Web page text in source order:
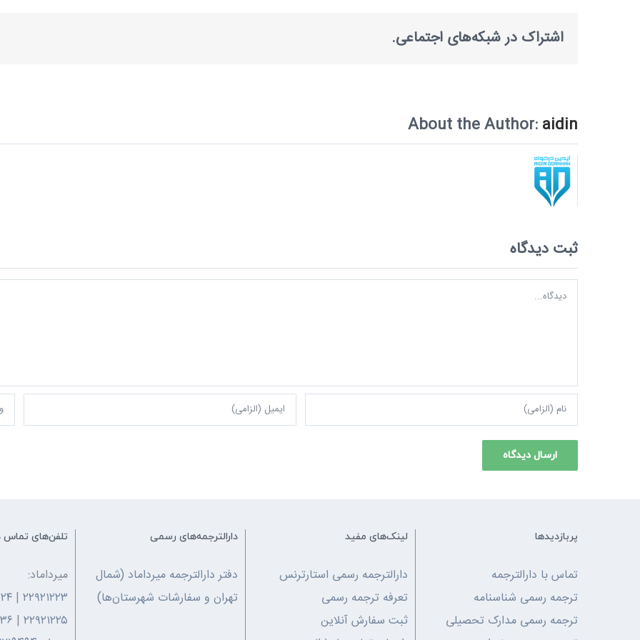
اشتراک در شبکه‌های اجتماعی.
About the Author: aidin
ثبت ديدگاه
Comment
پربازدیدها
تماس با دارالترجمه
ترجمه رسمی شناسنامه
ترجمه رسمی مدارک تحصیلی
لینک‌های مفید
دارالترجمه رسمی استارترنس
تعرفه ترجمه رسمی
ثبت سفارش آنلاین
دارالترجمه‌های رسمی
دفتر دارالترجمه میرداماد (شمال
تهران و سفارشات شهرستان‌ها)
تلفن‌های تماس
میرداماد:
۲۲۹۲۱۲۲۳ |
۲۲۹۲۱۲۲۵ |